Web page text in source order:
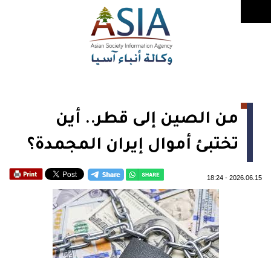
من الصين إلى قطر.. أين
تختبئ أموال إيران المجمدة؟
2026.06.15
-
18:24